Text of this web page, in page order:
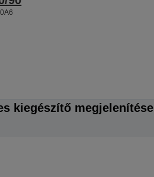
kiegészítő megjelenítése